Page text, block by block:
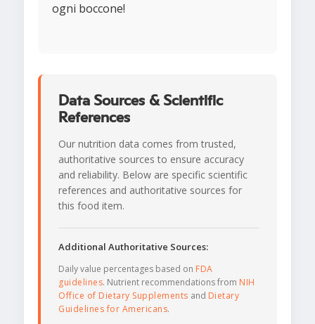
ogni boccone!
Data Sources & Scientific
References
Our nutrition data comes from trusted,
authoritative sources to ensure accuracy
and reliability. Below are specific scientific
references and authoritative sources for
this food item.
Additional Authoritative Sources:
Daily value percentages based on FDA
guidelines. Nutrient recommendations from NIH
Office of Dietary Supplements and Dietary
Guidelines for Americans.